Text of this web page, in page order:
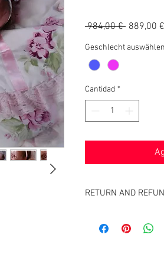
984,00 € Precio
889,00 €
Geschlecht auswählen
Cantidad *
RETURN AND
Diese Belehrung gilt